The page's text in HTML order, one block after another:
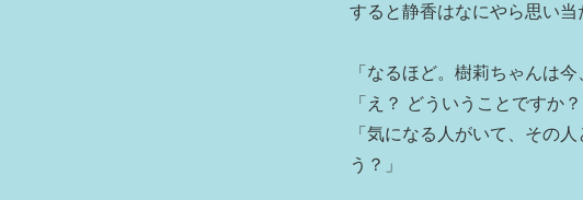
すると静香はなにやら思い当
「なるほど。樹莉ちゃんは
「え？ どういうことですか？
「気になる人がいて、その
う？」